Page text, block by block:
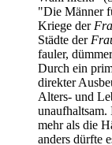
"Die Männer
Kriege der
Städte der
fauler,
Durch ein
direkter
Alters- und
mehr als die
anders dürfte